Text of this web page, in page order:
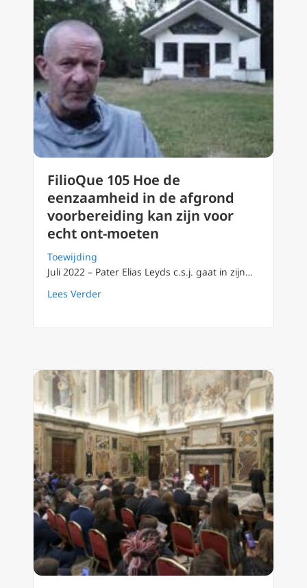
FilioQue 105 Hoe de
eenzaamheid in de afgrond
voorbereiding kan zijn voor
echt ont-moeten
Toewijding
Juli 2022 – Pater Elias Leyds c.s.j. gaat in zijn…
Lees Verderabout FilioQue 105 Hoe de eenzaamheid